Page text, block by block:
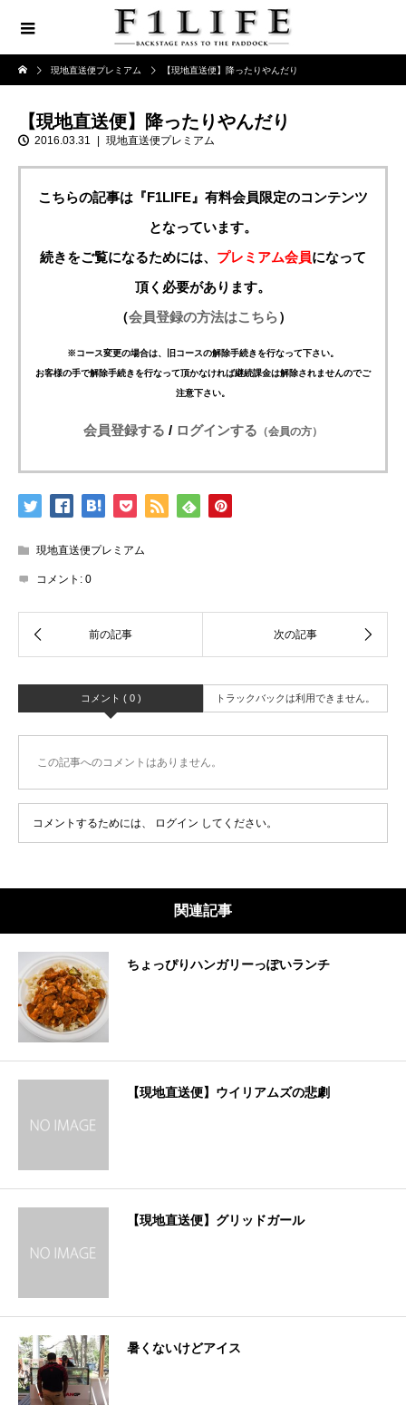
現地直送便プレミアム 【現地直送便】降ったりやんだり
【現地直送便】降ったりやんだり
2016.03.31 現地直送便プレミアム
こちらの記事は『F1LIFE』有料会員限定のコンテンツ
となっています。
続きをご覧になるためには、 プレミアム会員になって
頂く必要があります。
（会員登録の方法はこちら）
※コース変更の場合は、旧コースの解除手続きを行なって下さい。
お客様の手で解除手続きを行なって頂かなければ継続課金は解除されませんのでご
注意下さい。
会員登録する / ログインする （会員の方）
現地直送便プレミアム
コメント: 0
コメント ( 0 ) トラックバックは利用できません。
この記事へのコメントはありません。
コメントするためには、 ログイン してください。
関連記事
ちょっぴりハンガリーっぽいランチ
【現地直送便】ウイリアムズの悲劇
【現地直送便】グリッドガール
暑くないけどアイス